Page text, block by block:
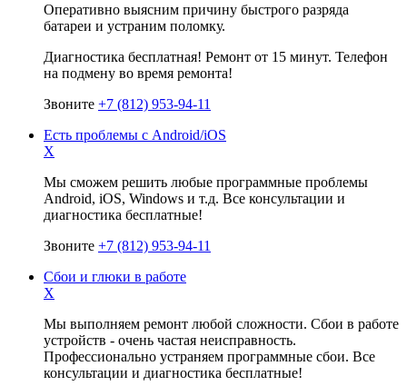
Оперативно выясним причину быстрого разряда
батареи и устраним поломку.
Диагностика бесплатная! Ремонт от 15 минут. Телефон
на подмену во время ремонта!
Звоните +7 (812) 953-94-11
Есть проблемы с Android/iOS
X
Мы сможем решить любые программные проблемы
Android, iOS, Windows и т.д. Все консультации и
диагностика бесплатные!
Звоните +7 (812) 953-94-11
Сбои и глюки в работе
X
Мы выполняем ремонт любой сложности. Сбои в работе
устройств - очень частая неисправность.
Профессионально устраняем программные сбои. Все
консультации и диагностика бесплатные!